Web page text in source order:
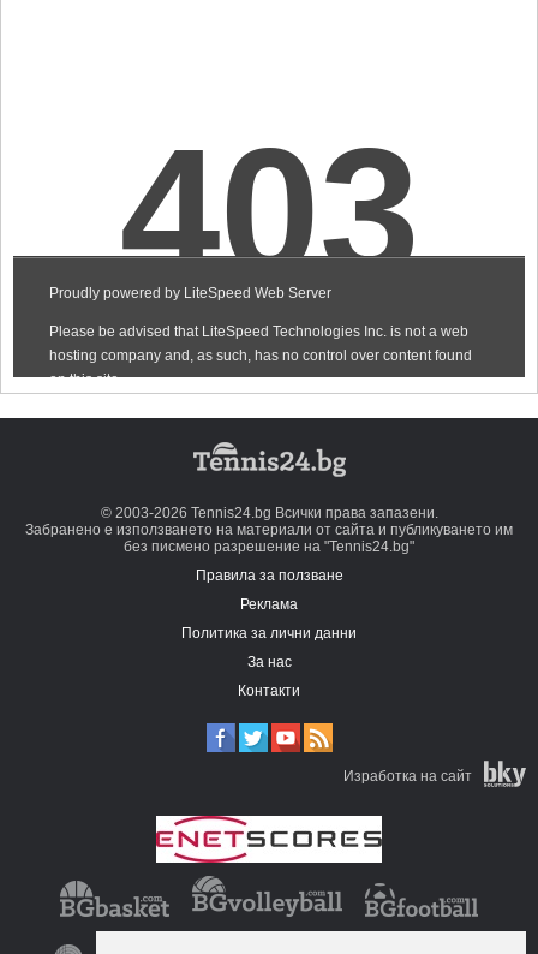
© 2003-2026 Tennis24.bg Всички права запазени.
Забранено е използването на материали от сайта и публикуването им
без писмено разрешение на "Tennis24.bg"
Правила за ползване
Реклама
Политика за лични данни
За нас
Контакти
Изработка на сайт